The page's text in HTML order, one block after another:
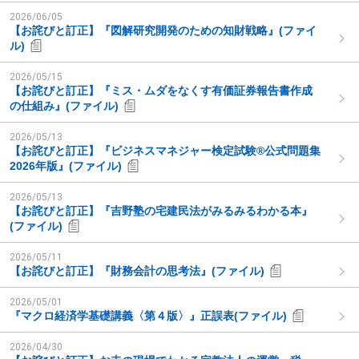
2026/06/05
【お詫びと訂正】『図解研究開発のための知財戦略』(ファイ
ル)
2026/05/15
【お詫びと訂正】『ミス・ムダをなくす有価証券報告書作成
の仕組み』(ファイル)
2026/05/13
【お詫びと訂正】『ビジネスマネジャー検定試験®公式問題集
2026年版』(ファイル)
2026/05/13
【お詫びと訂正】『吉野塾の宅建民法がみるみるわかる本』
(ファイル)
2026/05/11
【お詫びと訂正】『財務会計の思考法』(ファイル)
2026/05/01
『マクロ経済学基礎講義〈第４版〉』正誤表(ファイル)
2026/04/30